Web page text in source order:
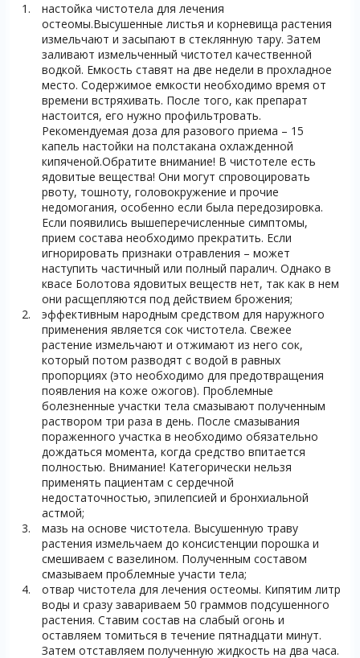
настойка чистотела для лечения
остеомы.Высушенные листья и корневища растения
измельчают и засыпают в стеклянную тару. Затем
заливают измельченный чистотел качественной
водкой. Емкость ставят на две недели в прохладное
место. Содержимое емкости необходимо время от
времени встряхивать. После того, как препарат
настоится, его нужно профильтровать.
Рекомендуемая доза для разового приема – 15
капель настойки на полстакана охлажденной
кипяченой.Обратите внимание! В чистотеле есть
ядовитые вещества! Они могут спровоцировать
рвоту, тошноту, головокружение и прочие
недомогания, особенно если была передозировка.
Если появились вышеперечисленные симптомы,
прием состава необходимо прекратить. Если
игнорировать признаки отравления – может
наступить частичный или полный паралич. Однако в
квасе Болотова ядовитых веществ нет, так как в нем
они расщепляются под действием брожения;
эффективным народным средством для наружного
применения является сок чистотела. Свежее
растение измельчают и отжимают из него сок,
который потом разводят с водой в равных
пропорциях (это необходимо для предотвращения
появления на коже ожогов). Проблемные
болезненные участки тела смазывают полученным
раствором три раза в день. После смазывания
пораженного участка в необходимо обязательно
дождаться момента, когда средство впитается
полностью. Внимание! Категорически нельзя
применять пациентам с сердечной
недостаточностью, эпилепсией и бронхиальной
астмой;
мазь на основе чистотела. Высушенную траву
растения измельчаем до консистенции порошка и
смешиваем с вазелином. Полученным составом
смазываем проблемные участи тела;
отвар чистотела для лечения остеомы. Кипятим литр
воды и сразу завариваем 50 граммов подсушенного
растения. Ставим состав на слабый огонь и
оставляем томиться в течение пятнадцати минут.
Затем отставляем полученную жидкость на два часа.